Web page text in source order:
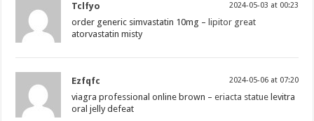
Tclfyo 2024-05-03 at 00:23
order generic simvastatin 10mg – lipitor great
atorvastatin misty
Ezfqfc 2024-05-06 at 07:20
viagra professional online brown –eriacta statue levitra
oral jelly defeat